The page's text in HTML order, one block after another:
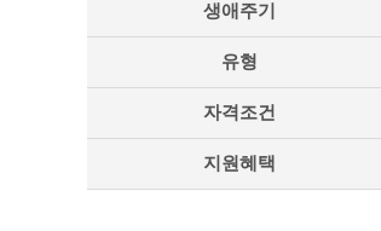
지
세
생애주기
유형
자격조건
지원혜택